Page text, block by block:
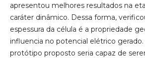
apresentou melhores resultados na
caráter dinâmico. Dessa forma,
espessura da célula é a propriedade
influencia no potencial elétrico
protótipo proposto seria capaz de